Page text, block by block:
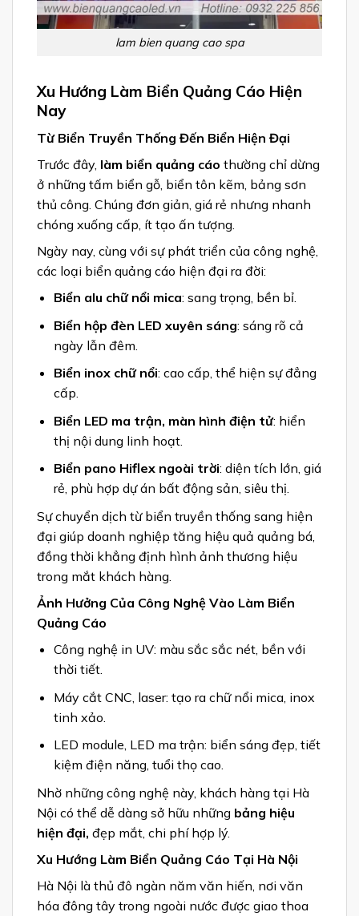
lam bien quang cao spa
Xu Hướng Làm Biển Quảng Cáo Hiện
Nay
Từ Biển Truyền Thống Đến Biển Hiện Đại
Trước đây, làm biển quảng cáo thường chỉ dừng
ở những tấm biển gỗ, biển tôn kẽm, bảng sơn
thủ công. Chúng đơn giản, giá rẻ nhưng nhanh
chóng xuống cấp, ít tạo ấn tượng.
Ngày nay, cùng với sự phát triển của công nghệ,
các loại biển quảng cáo hiện đại ra đời:
Biển alu chữ nổi mica: sang trọng, bền bỉ.
Biển hộp đèn LED xuyên sáng: sáng rõ cả
ngày lẫn đêm.
Biển inox chữ nổi: cao cấp, thể hiện sự đẳng
cấp.
Biển LED ma trận, màn hình điện tử: hiển
thị nội dung linh hoạt.
Biển pano Hiflex ngoài trời: diện tích lớn, giá
rẻ, phù hợp dự án bất động sản, siêu thị.
Sự chuyển dịch từ biển truyền thống sang hiện
đại giúp doanh nghiệp tăng hiệu quả quảng bá,
đồng thời khẳng định hình ảnh thương hiệu
trong mắt khách hàng.
Ảnh Hưởng Của Công Nghệ Vào Làm Biển
Quảng Cáo
Công nghệ in UV: màu sắc sắc nét, bền với
thời tiết.
Máy cắt CNC, laser: tạo ra chữ nổi mica, inox
tinh xảo.
LED module, LED ma trận: biển sáng đẹp, tiết
kiệm điện năng, tuổi thọ cao.
Nhờ những công nghệ này, khách hàng tại Hà
Nội có thể dễ dàng sở hữu những bảng hiệu
hiện đại, đẹp mắt, chi phí hợp lý.
Xu Hướng Làm Biển Quảng Cáo Tại Hà Nội
Hà Nội là thủ đô ngàn năm văn hiến, nơi văn
hóa đông tây trong ngoài nước được giao thoa